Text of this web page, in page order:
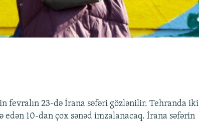
fevralın 23-də İrana səfəri gözlənilir. Tehranda iki
edən 10-dan çox sənəd imzalanacaq. İrana səfərin